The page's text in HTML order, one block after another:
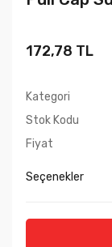
172,78 TL
Kategori
Stok Kodu
Fiyat
Seçenekler